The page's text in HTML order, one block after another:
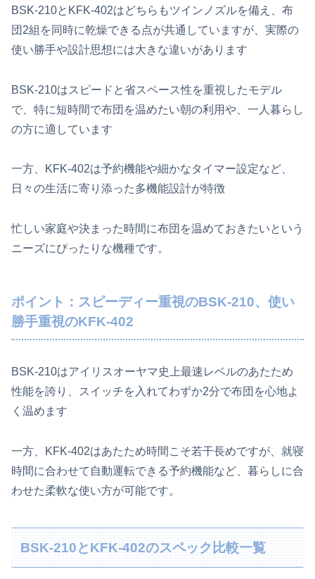
BSK-210とKFK-402はどちらもツインノズルを備え、布
団2組を同時に乾燥できる点が共通していますが、実際の
使い勝手や設計思想には大きな違いがあります
BSK-210はスピードと省スペース性を重視したモデル
で、特に短時間で布団を温めたい朝の利用や、一人暮らし
の方に適しています
一方、KFK-402は予約機能や細かなタイマー設定など、
日々の生活に寄り添った多機能設計が特徴
忙しい家庭や決まった時間に布団を温めておきたいという
ニーズにぴったりな機種です。
ポイント：スピーディー重視のBSK-210、使い
勝手重視のKFK-402
BSK-210はアイリスオーヤマ史上最速レベルのあたため
性能を誇り、スイッチを入れてわずか2分で布団を心地よ
く温めます
一方、KFK-402はあたため時間こそ若干長めですが、就寝
時間に合わせて自動運転できる予約機能など、暮らしに合
わせた柔軟な使い方が可能です。
BSK-210とKFK-402のスペック比較一覧